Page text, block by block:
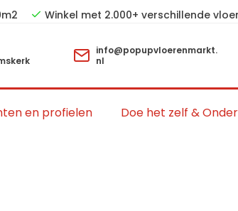
Winkel met 2.000+ verschillende
info@popupvloerenmarkt.
nl
en profielen Doe het zelf &